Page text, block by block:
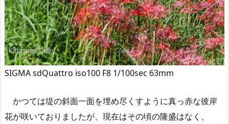
SIGMA sdQuattro iso100 F8 1/100sec 63mm
かつては堤の斜面一面を埋め尽くすように真っ赤な彼岸
花が咲いておりましたが、現在はその頃の隆盛はなく、